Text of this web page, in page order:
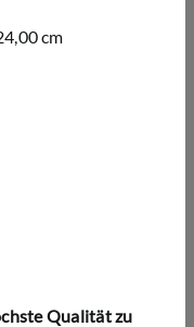
cm
Qualität zu